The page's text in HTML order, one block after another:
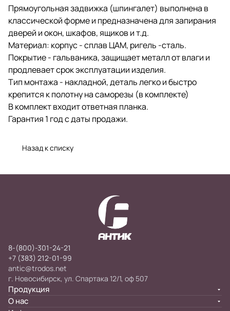
Прямоугольная задвижка (шпингалет) выполнена в
классической форме и предназначена для запирания
дверей и окон, шкафов, ящиков и т.д.
Материал: корпус - сплав ЦАМ, ригель -сталь.
Покрытие - гальваника, защищает металл от влаги и
продлевает срок эксплуатации изделия.
Тип монтажа - накладной, деталь легко и быстро
крепится к полотну на саморезы (в комплекте)
В комплект входит ответная планка.
Гарантия 1 год с даты продажи.
Назад к списку
8-(800)-301-24-21
+7 (383) 212-01-99
antic@trodos.net
г. Новосибирск, ул. Спартака 12/1, оф 507
Продукция
О нас